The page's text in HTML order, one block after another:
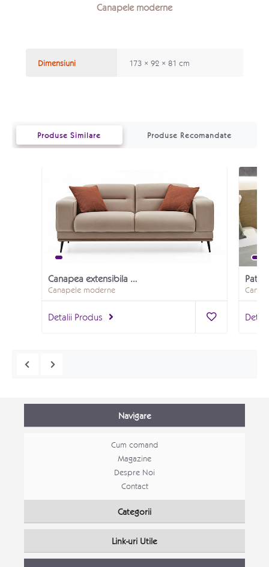
Canapele moderne
Dimensiuni 173 × 92 × 81 cm
Produse Similare Produse Recomandate
Canapea extensibila dubla Larina
Canapele moderne
Detalii Produs
Mobila bucatarie moderna
Navigare
Cum comand
Magazine
Despre Noi
Contact
Categorii
Link-uri Utile